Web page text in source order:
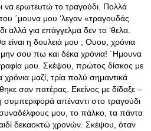
να ερωτευτώ το τραγούδι. Πολλά
΄μουνα μου ‘λεγαν «τραγουδάς
αλλά για επάγγελμα δεν το ‘θελα.
η δουλειά μου ; Ουου, χρόνια
σου πω και δέκα χρόνια! ΄Ημουνα
μου. Σκέψου, πρώτος δίσκος με
μαζί, τρία πολύ σημαντικά
σαν πατέρας. Εκείνος με δίδαξε –
απέναντι στο τραγούδι
μου, το πάλκο, τα πάντα
δεκαοκτώ χρονών. Σκέψου, όταν